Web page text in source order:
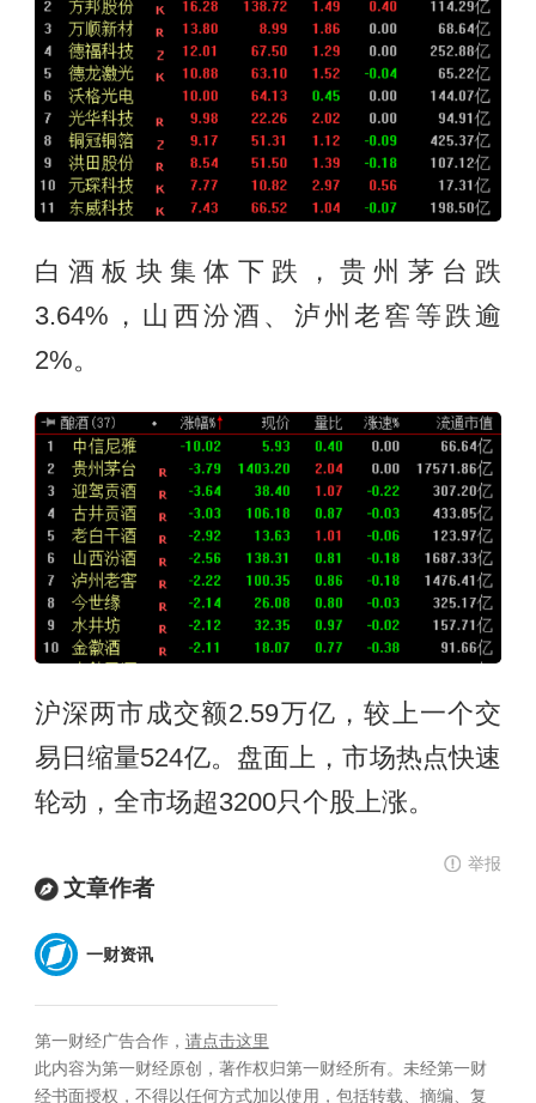
白酒板块集体下跌，贵州茅台跌
3.64%，山西汾酒、泸州老窖等跌逾
2%。
沪深两市成交额2.59万亿，较上一个交
易日缩量524亿。盘面上，市场热点快速
轮动，全市场超3200只个股上涨。
举报
文章作者
一财资讯
第一财经广告合作， 请点击这里
此内容为第一财经原创，著作权归第一财经所有。未经第一财
经书面授权，不得以任何方式加以使用，包括转载、摘编、复